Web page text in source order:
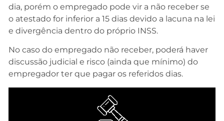
dia, porém o empregado pode vir a não receber se
o atestado for inferior a 15 dias devido a lacuna na lei
e divergência dentro do próprio INSS.
No caso do empregado não receber, poderá haver
discussão judicial e risco (ainda que mínimo) do
empregador ter que pagar os referidos dias.